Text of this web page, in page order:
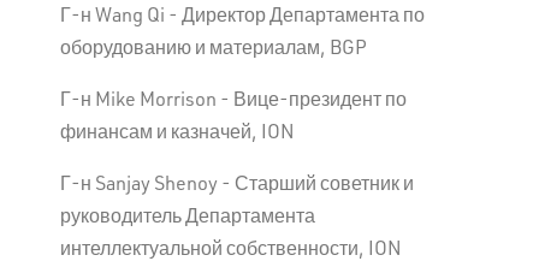
Г-н Wang Qi - Директор Департамента по
оборудованию и материалам, BGP
Г-н Mike Morrison - Вице-президент по
финансам и казначей, ION
Г-н Sanjay Shenoy - Старший советник и
руководитель Департамента
интеллектуальной собственности, ION